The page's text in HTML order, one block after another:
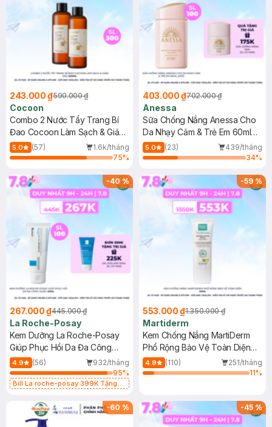
243.000 ₫590.000 ₫
Cocoon
Combo 2 Nước Tẩy Trang Bí
Đao Cocoon Làm Sạch & Giảm
Dầu 500ml
5.0 (57)
1.6k/tháng
75%
403.000 ₫702.000 ₫
Anessa
Sữa Chống Nắng Anessa Cho
Da Nhạy Cảm & Trẻ Em 60ml
(Mới)
5.0 (23)
439/tháng
34%
-40%
267.000 ₫445.000 ₫
La Roche-Posay
Kem Dưỡng La Roche-Posay
Giúp Phục Hồi Da Đa Công
Dụng 40ml
4.9 (56)
932/tháng
95%
Bill La roche-posay 399K Tặng
(SL có hạn)
-59%
553.000 ₫1.350.000 ₫
Martiderm
Kem Chống Nắng MartiDerm
Phổ Rộng Bảo Vệ Toàn Diện
40ml
4.9 (110)
251/tháng
11%
-60 % -45%